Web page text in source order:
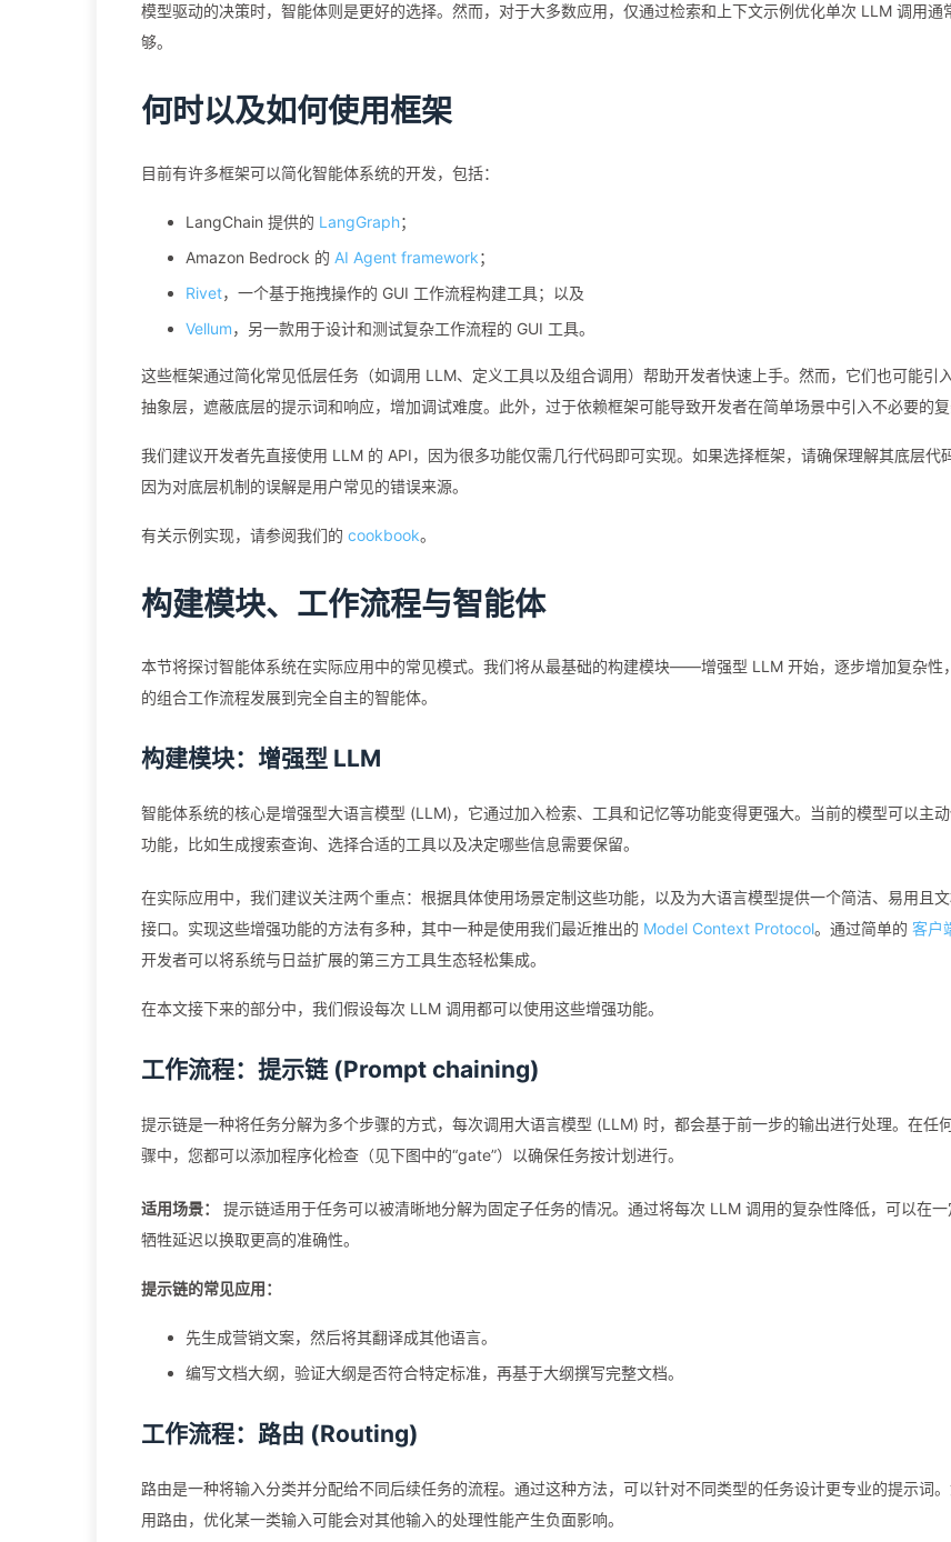
模型驱动的决策时，智能体则是更好的选择。然而，对于大多数应用，仅通过检索和上下文示例优化单次 LLM 调用通
够。
何时以及如何使用框架
目前有许多框架可以简化智能体系统的开发，包括：
LangChain 提供的 LangGraph；
Amazon Bedrock 的 AI Agent framework；
Rivet，一个基于拖拽操作的 GUI 工作流程构建工具；以及
Vellum，另一款用于设计和测试复杂工作流程的 GUI 工具。
这些框架通过简化常见低层任务（如调用 LLM、定义工具以及组合调用）帮助开发者快速上手。然而，它们也可能引
抽象层，遮蔽底层的提示词和响应，增加调试难度。此外，过于依赖框架可能导致开发者在简单场景中引入不必要的复
我们建议开发者先直接使用 LLM 的 API，因为很多功能仅需几行代码即可实现。如果选择框架，请确保理解其底层代
因为对底层机制的误解是用户常见的错误来源。
有关示例实现，请参阅我们的 cookbook。
构建模块、工作流程与智能体
本节将探讨智能体系统在实际应用中的常见模式。我们将从最基础的构建模块——增强型 LLM 开始，逐步增加复杂性
的组合工作流程发展到完全自主的智能体。
构建模块：增强型 LLM
智能体系统的核心是增强型大语言模型 (LLM)，它通过加入检索、工具和记忆等功能变得更强大。当前的模型可以主
功能，比如生成搜索查询、选择合适的工具以及决定哪些信息需要保留。
在实际应用中，我们建议关注两个重点：根据具体使用场景定制这些功能，以及为大语言模型提供一个简洁、易用且
接口。实现这些增强功能的方法有多种，其中一种是使用我们最近推出的 Model Context Protocol。通过简单的 客户
开发者可以将系统与日益扩展的第三方工具生态轻松集成。
在本文接下来的部分中，我们假设每次 LLM 调用都可以使用这些增强功能。
工作流程：提示链 (Prompt chaining)
提示链是一种将任务分解为多个步骤的方式，每次调用大语言模型 (LLM) 时，都会基于前一步的输出进行处理。在任
骤中，您都可以添加程序化检查（见下图中的“gate”）以确保任务按计划进行。
适用场景：
提示链适用于任务可以被清晰地分解为固定子任务的情况。通过将每次 LLM 调用的复杂性降低，可以在一
牺牲延迟以换取更高的准确性。
提示链的常见应用：
先生成营销文案，然后将其翻译成其他语言。
编写文档大纲，验证大纲是否符合特定标准，再基于大纲撰写完整文档。
工作流程：路由 (Routing)
路由是一种将输入分类并分配给不同后续任务的流程。通过这种方法，可以针对不同类型的任务设计更专业的提示词
用路由，优化某一类输入可能会对其他输入的处理性能产生负面影响。